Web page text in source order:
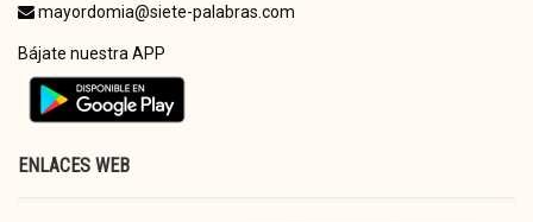
mayordomia@siete-palabras.com
Bájate nuestra APP
ENLACES WEB